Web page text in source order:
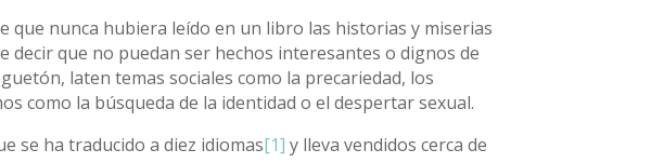
que nunca hubiera leído en un libro las historias y miserias
decir que no puedan ser hechos interesantes o dignos de
laten temas sociales como la precariedad, los
como la búsqueda de la identidad o el despertar sexual.
se ha traducido a diez idiomas[1] y lleva vendidos cerca de